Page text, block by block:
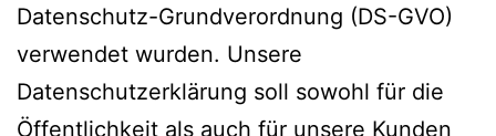
Datenschutz-Grundverordnung (DS-GVO)
verwendet wurden. Unsere
Datenschutzerklärung soll sowohl für die
Öffentlichkeit als auch für unsere Kunden